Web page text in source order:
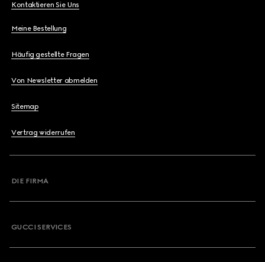
Kontaktieren Sie Uns
Meine Bestellung
Häufig gestellte Fragen
Von Newsletter abmelden
Sitemap
Vertrag widerrufen
DIE FIRMA
GUCCI SERVICES